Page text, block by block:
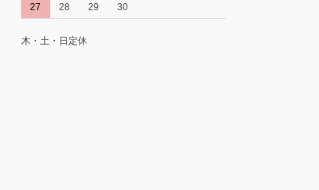
27
28 29 30
木・土・日定休